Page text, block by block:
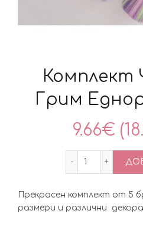
Комплект
Грим
9.66€
Прекрасен комплект от 5
размери и различни